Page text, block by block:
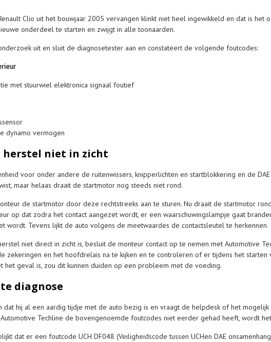
Clio uit het bouwjaar 2005 vervangen klinkt niet heel ingewikkeld en dat is het
onderdeel te starten en zwijgt in alle toonaarden.
uit en sluit de diagnosetester aan en constateert de volgende foutcodes:
met stuurwiel elektronica signaal foutief
dynamo vermogen
herstel niet in zicht
voor onder andere de ruitenwissers, knipperlichten en startblokkering en de
maar helaas draait de startmotor nog steeds niet rond.
de startmotor door deze rechtstreeks aan te sturen. Nu draait de startmotor
op dat zodra het contact aangezet wordt, er een waarschuwingslampje gaat
wordt. Tevens lijkt de auto volgens de meetwaardes de contactsleutel te herkennen.
niet direct in zicht is, besluit de monteur contact op te nemen met Automotive
zekeringen en het hoofdrelais na te kijken en te controleren of er tijdens het starten
het geval is, zou dit kunnen duiden op een probleem met de voeding.
diagnose
dat hij al een aardig tijdje met de auto bezig is en vraagt de helpdesk of het
Techline de bovengenoemde foutcodes niet eerder gehad heeft, wordt
dat er een foutcode UCH DF048 (Veiligheidscode tussen UCHen DAE